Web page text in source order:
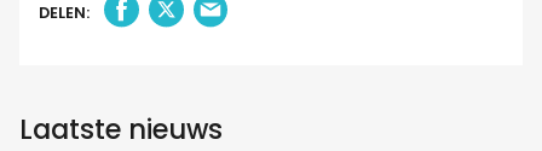
DELEN:
Laatste nieuws